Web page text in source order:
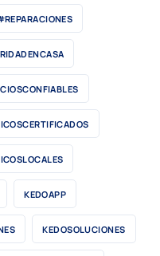
KEDOAPP
KEDOSOLUCIONES